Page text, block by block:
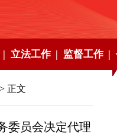
| 立法工作 | 监督工作 |
> 正文
委员会决定代理